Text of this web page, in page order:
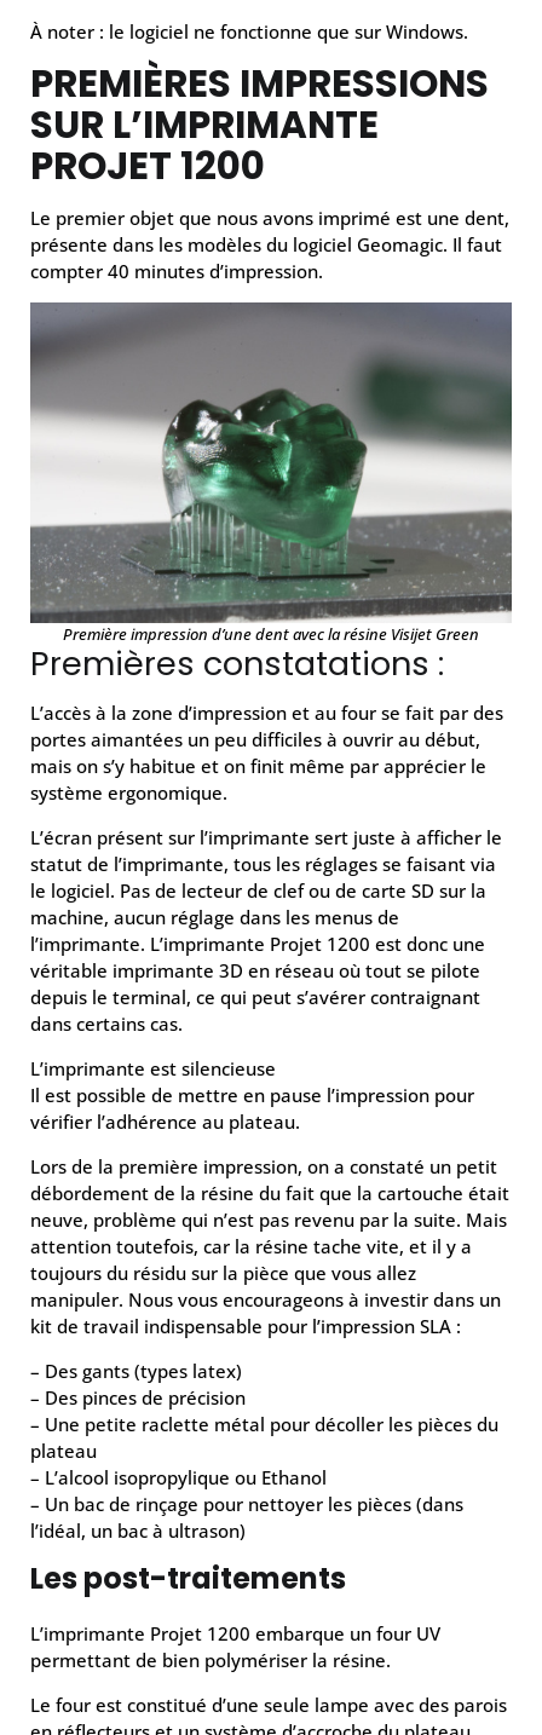
À noter : le logiciel ne fonctionne que sur Windows.
PREMIÈRES IMPRESSIONS
SUR L’IMPRIMANTE
PROJET 1200
Le premier objet que nous avons imprimé est une dent,
présente dans les modèles du logiciel Geomagic. Il faut
compter 40 minutes d’impression.
Première impression d’une dent avec la résine Visijet Green
Premières constatations :
L’accès à la zone d’impression et au four se fait par des
portes aimantées un peu difficiles à ouvrir au début,
mais on s’y habitue et on finit même par apprécier le
système ergonomique.
L’écran présent sur l’imprimante sert juste à afficher le
statut de l’imprimante, tous les réglages se faisant via
le logiciel. Pas de lecteur de clef ou de carte SD sur la
machine, aucun réglage dans les menus de
l’imprimante. L’imprimante Projet 1200 est donc une
véritable imprimante 3D en réseau où tout se pilote
depuis le terminal, ce qui peut s’avérer contraignant
dans certains cas.
L’imprimante est silencieuse
Il est possible de mettre en pause l’impression pour
vérifier l’adhérence au plateau.
Lors de la première impression, on a constaté un petit
débordement de la résine du fait que la cartouche était
neuve, problème qui n’est pas revenu par la suite. Mais
attention toutefois, car la résine tache vite, et il y a
toujours du résidu sur la pièce que vous allez
manipuler. Nous vous encourageons à investir dans un
kit de travail indispensable pour l’impression SLA :
– Des gants (types latex)
– Des pinces de précision
– Une petite raclette métal pour décoller les pièces du
plateau
– L’alcool isopropylique ou Ethanol
– Un bac de rinçage pour nettoyer les pièces (dans
l’idéal, un bac à ultrason)
Les post-traitements
L’imprimante Projet 1200 embarque un four UV
permettant de bien polymériser la résine.
Le four est constitué d’une seule lampe avec des parois